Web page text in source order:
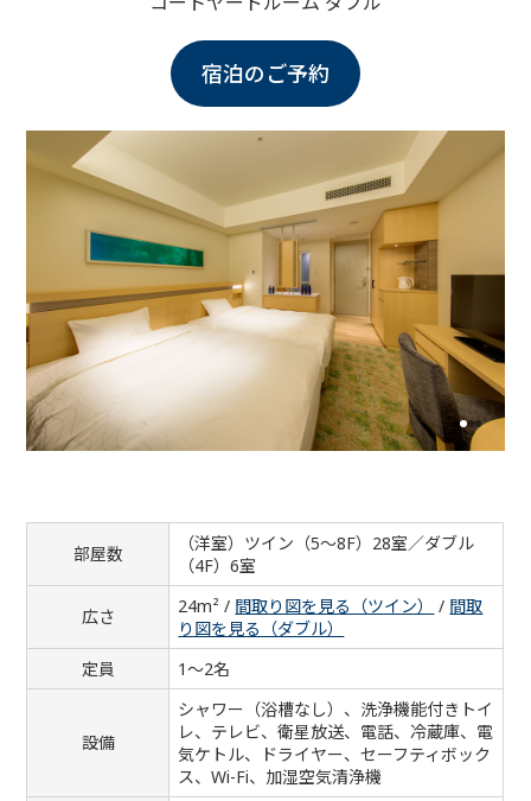
宿泊のご予約
部屋数
（洋室）ツイン（5～8F）28室／ダブル
（4F）6室
広さ 24m² / 間取り図を見る（ツイン） / 間取
り図を見る（ダブル）
定員
1～2名
設備
シャワー（浴槽なし）、洗浄機能付きトイ
レ、テレビ、衛星放送、電話、冷蔵庫、電
気ケトル、ドライヤー、セーフティボック
ス、Wi-Fi、加湿空気清浄機